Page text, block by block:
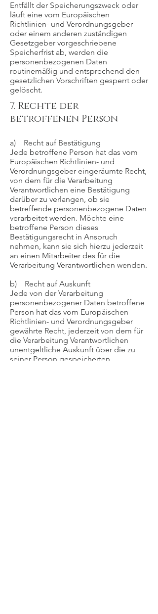
Entfällt der Speicherungszweck oder
läuft eine vom Europäischen
Richtlinien- und Verordnungsgeber
oder einem anderen zuständigen
Gesetzgeber vorgeschriebene
Speicherfrist ab, werden die
personenbezogenen Daten
routinemäßig und entsprechend den
gesetzlichen Vorschriften gesperrt oder
gelöscht.
7. Rechte der
betroffenen Person
a) Recht auf Bestätigung
Jede betroffene Person hat das vom
Europäischen Richtlinien- und
Verordnungsgeber eingeräumte Recht,
von dem für die Verarbeitung
Verantwortlichen eine Bestätigung
darüber zu verlangen, ob sie
betreffende personenbezogene Daten
verarbeitet werden. Möchte eine
betroffene Person dieses
Bestätigungsrecht in Anspruch
nehmen, kann sie sich hierzu jederzeit
an einen Mitarbeiter des für die
Verarbeitung Verantwortlichen wenden.
b) Recht auf Auskunft
Jede von der Verarbeitung
personenbezogener Daten betroffene
Person hat das vom Europäischen
Richtlinien- und Verordnungsgeber
gewährte Recht, jederzeit von dem für
die Verarbeitung Verantwortlichen
unentgeltliche Auskunft über die zu
seiner Person gespeicherten